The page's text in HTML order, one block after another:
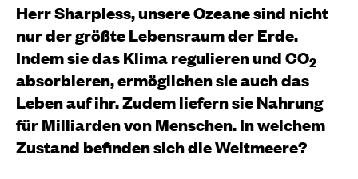
Herr Sharpless, unsere Ozeane sind nicht
nur der größte Lebensraum der Erde.
Indem sie das Klima regulieren und CO2
absorbieren, ermöglichen sie auch das
Leben auf ihr. Zudem liefern sie Nahrung
für Milliarden von Menschen. In welchem
Zustand befinden sich die Weltmeere?